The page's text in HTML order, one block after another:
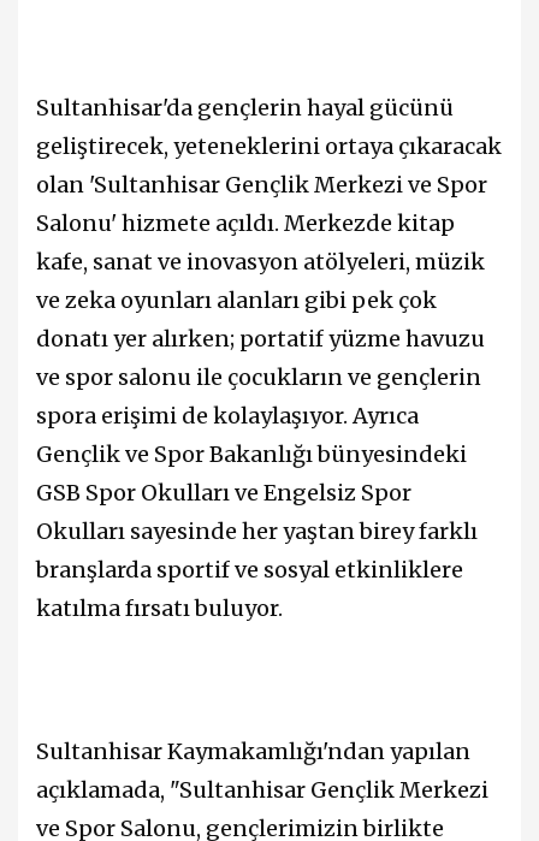
Sultanhisar'da gençlerin hayal gücünü
geliştirecek, yeteneklerini ortaya çıkaracak
olan 'Sultanhisar Gençlik Merkezi ve Spor
Salonu' hizmete açıldı. Merkezde kitap
kafe, sanat ve inovasyon atölyeleri, müzik
ve zeka oyunları alanları gibi pek çok
donatı yer alırken; portatif yüzme havuzu
ve spor salonu ile çocukların ve gençlerin
spora erişimi de kolaylaşıyor. Ayrıca
Gençlik ve Spor Bakanlığı bünyesindeki
GSB Spor Okulları ve Engelsiz Spor
Okulları sayesinde her yaştan birey farklı
branşlarda sportif ve sosyal etkinliklere
katılma fırsatı buluyor.
Sultanhisar Kaymakamlığı'ndan yapılan
açıklamada, "Sultanhisar Gençlik Merkezi
ve Spor Salonu, gençlerimizin birlikte